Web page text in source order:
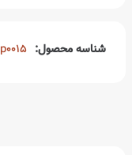
شناسه محصول: p0015